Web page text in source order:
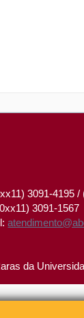
3091-4195
3091-1567
da